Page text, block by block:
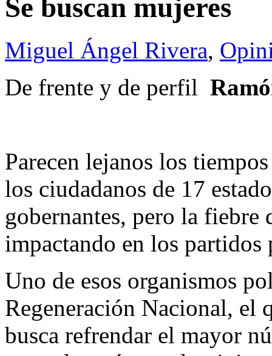
Se buscan mujeres
Miguel Ángel Rivera,
De frente y de perfil
Parecen lejanos los
los ciudadanos de 17
gobernantes, pero la fiebre
impactando en los
Uno de esos organismos
Regeneración Nacional, el
busca refrendar el mayor